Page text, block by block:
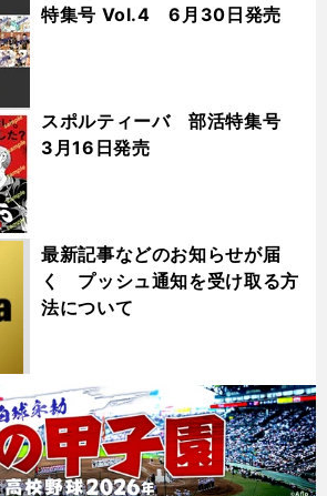
特集号 Vol.4 6月30日発売
スポルティーバ 部活特集号
3月16日発売
最新記事などのお知らせが届
く プッシュ通知を受け取る方
法について